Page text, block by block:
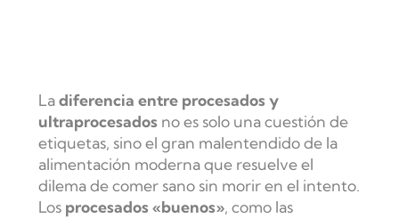
Ladiferencia entre procesados y
ultraprocesadosno es solo una cuestión de
etiquetas, sino el gran malentendido de la
alimentación moderna que resuelve el
dilema de comer sano sin morir en el intento.
Los procesados «buenos», como las